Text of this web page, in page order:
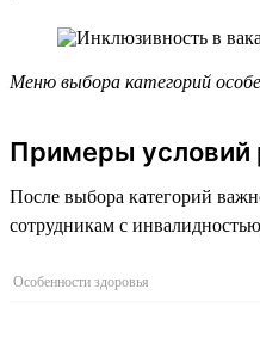
Меню выбора категорий
Примеры условий
После выбора категорий
сотрудникам с
Особенности здоровья